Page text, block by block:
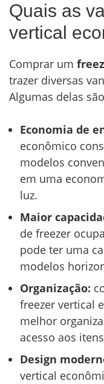
Quais as
vertical
Comprar um
trazer diversas
Algumas delas
Economia de
econômico
modelos
em uma
luz.
Maior
de freezer
pode ter uma
modelos
Organização:
freezer vertical
melhor
acesso aos
Design
vertical